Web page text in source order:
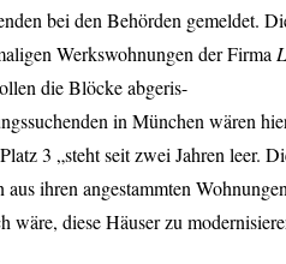
bei den Behörden gemeldet.
Werkswohnungen der Firma
die Blöcke abgeris-
in München wären
3 „steht seit zwei Jahren leer.
ihren angestammten
wäre, diese Häuser zu